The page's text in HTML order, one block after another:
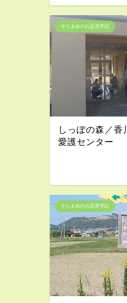
そらまめのお店見学記
しっぽの森／香
愛護センター
そらまめのお店見学記